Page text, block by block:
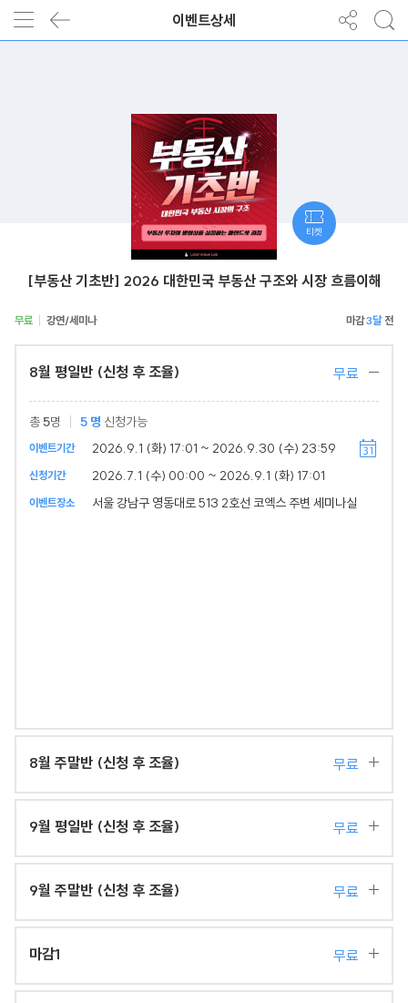
이벤트상세
[부동산 기초반] 2026 대한민국 부동산 구조와 시장 흐름이해
무료 강연/세미나 3달
8월 평일반 (신청 후 조율) 무료
총5명 5 명 신청가능
이벤트기간 2026.9.1 (화) 17:01 ~ 2026.9.30 (수) 23:59
신청기간 2026.7.1 (수) 00:00 ~ 2026.9.1 (화) 17:01
이벤트장소 서울 강남구 영동대로 513 2호선 코엑스 주변 세미나실
8월 주말반 (신청 후 조율) 무료
9월 평일반 (신청 후 조율) 무료
9월 주말반 (신청 후 조율) 무료
마감1 무료
티켓